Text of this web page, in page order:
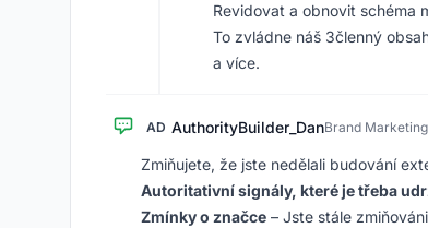
Revidovat a obnovit schéma
To zvládne náš 3členný
a více.
AD AuthorityBuilder_DanBrand
Zmiňujete, že jste nedělali budování
Autoritativní signály, které je třeba
Zmínky o značce – Jste stále